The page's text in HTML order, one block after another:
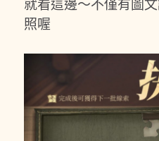
就看這邊～不僅有圖
照喔